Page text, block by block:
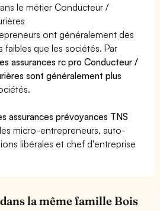
le métier Conducteur /
ont généralement des
faibles que les sociétés. Par
assurances rc pro Conducteur /
sont généralement plus
assurances prévoyances TNS
micro-entrepreneurs, auto-
libérales et chef d'entreprise
la même famille Bois